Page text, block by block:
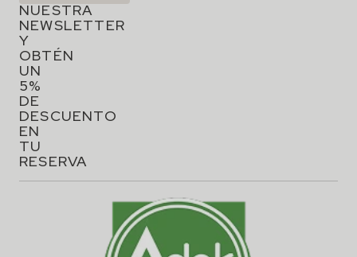
NUESTRA
NEWSLETTER
Y
OBTÉN
UN
5%
DE
DESCUENTO
EN
TU
RESERVA